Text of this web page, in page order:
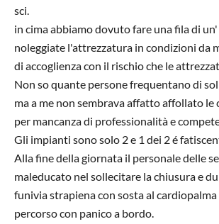
sci.
in cima abbiamo dovuto fare una fila di
noleggiate l'attrezzatura in condizioni da
di accoglienza con il rischio che le
Non so quante persone frequentano di
ma a me non sembrava affatto affollato le
per mancanza di professionalità e
Gli impianti sono solo 2 e 1 dei 2 é
Alla fine della giornata il personale delle
maleducato nel sollecitare la chiusura e
funivia strapiena con sosta al
percorso con panico a bordo.